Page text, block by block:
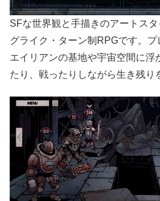
SFな世界観と手描きのアートス
グライク・ターン制RPGです。
エイリアンの基地や宇宙空間に浮
たり、戦ったりしながら生き残り